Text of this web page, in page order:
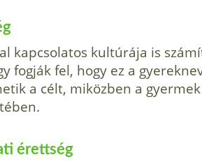
kapcsolatos kultúrája is
fogják fel, hogy ez a
a célt, miközben a
érettség